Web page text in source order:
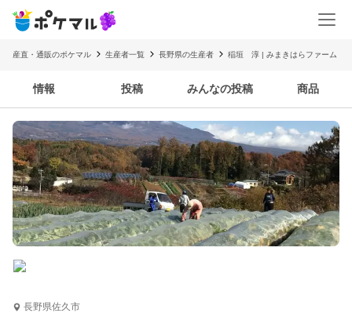
産直・通販のポケマル 生産者一覧 長野県の生産者 稲垣 淳 | みまきはらファーム
情報 投稿 みんなの投稿 商品
長野県佐久市